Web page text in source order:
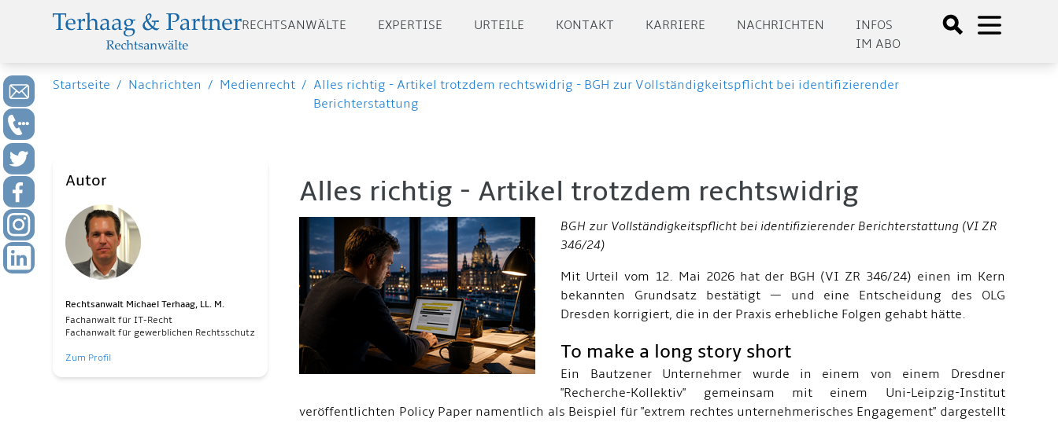
RECHTSANWÄLTE EXPERTISE URTEILE KONTAKT KARRIERE NACHRICHTEN
INFOS
IM ABO
Startseite / Nachrichten / Medienrecht / Alles richtig - Artikel trotzdem rechtswidrig - BGH zur Vollständigkeitspflicht bei identifizierender
Berichterstattung
Autor
Rechtsanwalt Michael Terhaag, LL. M.
Fachanwalt für IT-Recht
Fachanwalt für gewerblichen Rechtsschutz
Zum Profil
Alles richtig - Artikel trotzdem rechtswidrig
BGH zur Vollständigkeitspflicht bei identifizierender Berichterstattung (VI ZR
346/24)
Mit Urteil vom 12. Mai 2026 hat der BGH (VI ZR 346/24) einen im Kern
bekannten Grundsatz bestätigt — und eine Entscheidung des OLG
Dresden korrigiert, die in der Praxis erhebliche Folgen gehabt hätte.
To make a long story short
Ein Bautzener Unternehmer wurde in einem von einem Dresdner
"Recherche-Kollektiv" gemeinsam mit einem Uni-Leipzig-Institut
veröffentlichten Policy Paper namentlich als Beispiel für "extrem rechtes unternehmerisches Engagement" dargestellt